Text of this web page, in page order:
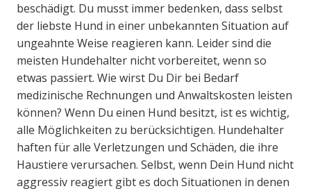
beschädigt. Du musst immer bedenken, dass selbst
der liebste Hund in einer unbekannten Situation auf
ungeahnte Weise reagieren kann. Leider sind die
meisten Hundehalter nicht vorbereitet, wenn so
etwas passiert. Wie wirst Du Dir bei Bedarf
medizinische Rechnungen und Anwaltskosten leisten
können? Wenn Du einen Hund besitzt, ist es wichtig,
alle Möglichkeiten zu berücksichtigen. Hundehalter
haften für alle Verletzungen und Schäden, die ihre
Haustiere verursachen. Selbst, wenn Dein Hund nicht
aggressiv reagiert gibt es doch Situationen in denen